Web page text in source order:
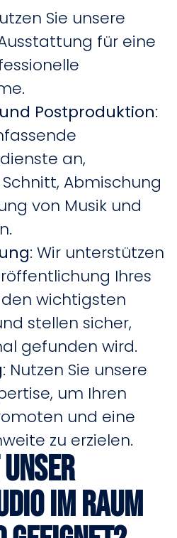
Sie unsere
für eine
Postproduktion:
an,
Abmischung
von Musik und
: Wir unterstützen
Ihres
wichtigsten
stellen sicher,
gefunden wird.
: Nutzen Sie unsere
um Ihren
und eine
zu erzielen.
im Raum